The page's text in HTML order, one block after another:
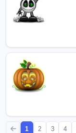
1 2 3 4